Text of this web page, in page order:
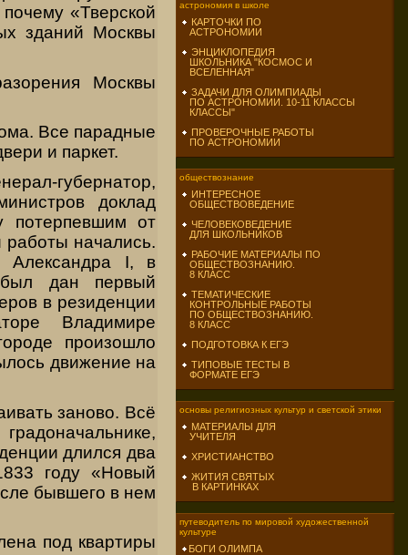
«Тверской
зданий Москвы
Москвы
Все парадные
и паркет.
губернатор,
доклад
потерпевшим от
начались.
Александра I, в
был дан первый
в резиденции
Владимире
произошло
движение на
заново. Всё
длился два
году «Новый
бывшего в нем
под квартиры
астрономия в школе
КАРТОЧКИ ПО
АСТРОНОМИИ
ЭНЦИКЛОПЕДИЯ
ШКОЛЬНИКА "КОСМОС И
ВСЕЛЕННАЯ"
ЗАДАЧИ ДЛЯ ОЛИМПИАДЫ
ПО АСТРОНОМИИ. 10-11 КЛАССЫ
КЛАССЫ"
ПРОВЕРОЧНЫЕ РАБОТЫ
ПО АСТРОНОМИИ
обществознание
ИНТЕРЕСНОЕ
ОБЩЕСТВОВЕДЕНИЕ
ЧЕЛОВЕКОВЕДЕНИЕ
ДЛЯ ШКОЛЬНИКОВ
РАБОЧИЕ МАТЕРИАЛЫ ПО
ОБЩЕСТВОЗНАНИЮ.
8 КЛАСС
ТЕМАТИЧЕСКИЕ
КОНТРОЛЬНЫЕ РАБОТЫ
ПО ОБЩЕСТВОЗНАНИЮ.
8 КЛАСС
ПОДГОТОВКА К ЕГЭ
ТИПОВЫЕ ТЕСТЫ В
ФОРМАТЕ ЕГЭ
основы религиозных культур и светской этики
МАТЕРИАЛЫ ДЛЯ
УЧИТЕЛЯ
ХРИСТИАНСТВО
ЖИТИЯ СВЯТЫХ
В КАРТИНКАХ
путеводитель по мировой художественной
культуре
БОГИ ОЛИМПА